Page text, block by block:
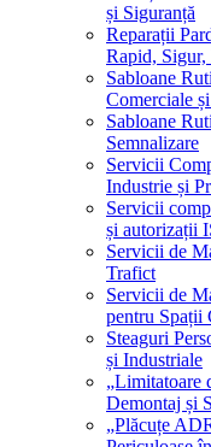
și Siguranță
Reparații
Rapid,
Sabloane
Comerciale
Sabloane
Semnalizare
Servicii
Industrie și
Servicii
și autorizații
Servicii de
Trafict
Servicii de
pentru Spații
Steaguri
și Industriale
„Limitatoare
Demontaj și
„Plăcuțe